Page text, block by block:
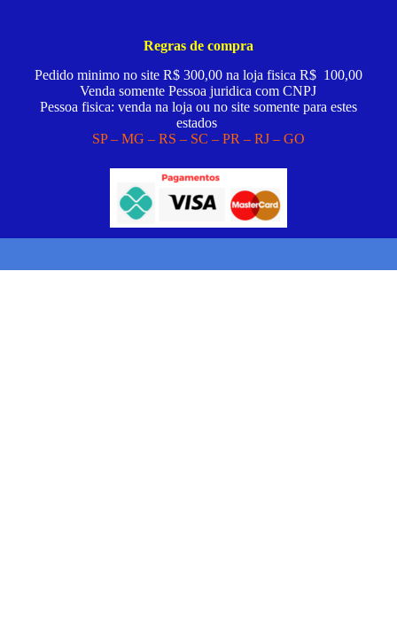
Regras de compra
Pedido minimo no site R$ 300,00 na loja fisica R$ 100,00
Venda somente Pessoa juridica com CNPJ
Pessoa fisica: venda na loja ou no site somente para estes
estados
SP – MG – RS – SC – PR – RJ – GO